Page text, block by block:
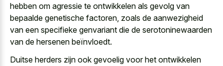
hebben om agressie te ontwikkelen als gevolg van
bepaalde genetische factoren, zoals de aanwezigheid
van een specifieke genvariant die de serotoninewaarden
van de hersenen beïnvloedt.
Duitse herders zijn ook gevoelig voor het ontwikkelen